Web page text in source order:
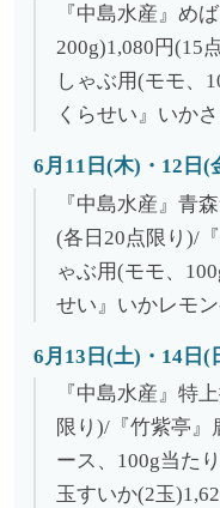
『中島水産』め
200g)1,080円(15
しゃぶ用(モモ、
くらせい』いか
6月11日(木)・12日(
『中島水産』青
(各日20点限り)/
ゃぶ用(モモ、
せい』いかレモ
6月13日(土)・14日(
『中島水産』特
限り)/『竹紫亭』
ース、100g当た
玉すいか(2玉